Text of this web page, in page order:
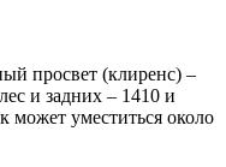
просвет (клиренс) –
и задних – 1410 и
может уместиться около